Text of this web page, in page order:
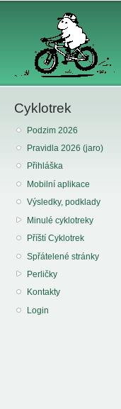
Cyklotrek
Podzim 2026
Pravidla 2026 (jaro)
Přihláška
Mobilní aplikace
Výsledky, podklady
Minulé cyklotreky
Příští Cyklotrek
Spřátelené stránky
Perličky
Kontakty
Login